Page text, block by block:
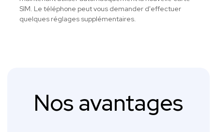
SIM. Le téléphone peut vous demander d'effectuer
quelques réglages supplémentaires.
Nos avantages